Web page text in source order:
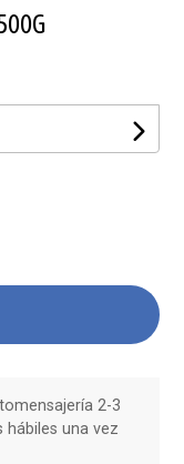
2-3
hábiles una vez